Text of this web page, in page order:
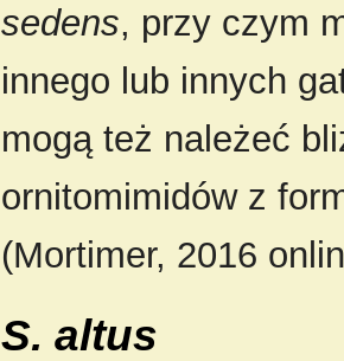
sedens, przy czym
innego lub innych
mogą też należeć
ornitomimidów z
(Mortimer, 2016
S. altus